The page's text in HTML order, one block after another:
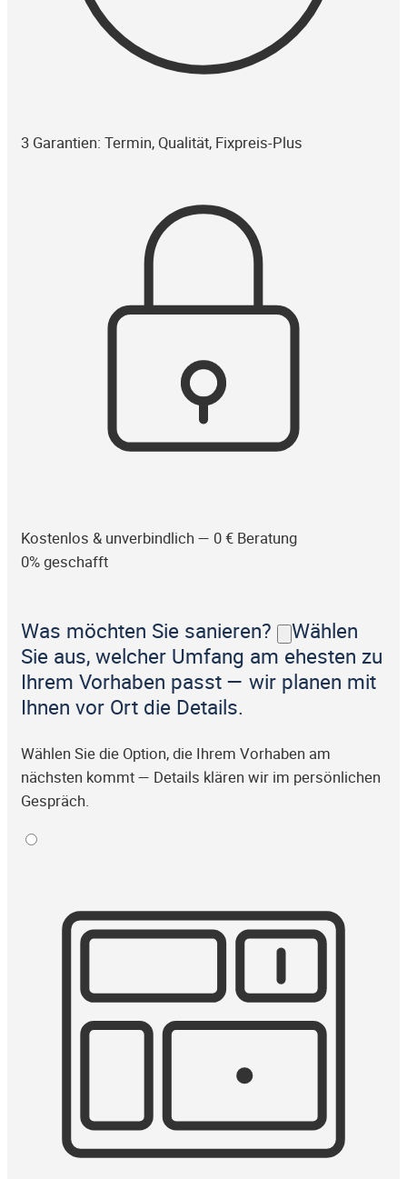
3 Garantien: Termin, Qualität, Fixpreis-Plus
Kostenlos & unverbindlich — 0 € Beratung
0% geschafft
Was möchten Sie sanieren?
Wählen
Sie aus, welcher Umfang am ehesten zu
Ihrem Vorhaben passt — wir planen mit
Ihnen vor Ort die Details.
Wählen Sie die Option, die Ihrem Vorhaben am
nächsten kommt — Details klären wir im persönlichen
Gespräch.